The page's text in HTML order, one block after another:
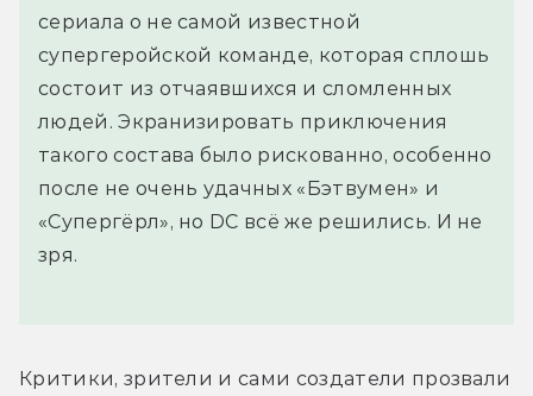
сериала о не самой известной
супергеройской команде, которая сплошь
состоит из отчаявшихся и сломленных
людей. Экранизировать приключения
такого состава было рискованно, особенно
после не очень удачных «Бэтвумен» и
«Супергёрл», но DC всё же решились. И не
зря.
Критики, зрители и сами создатели прозвали